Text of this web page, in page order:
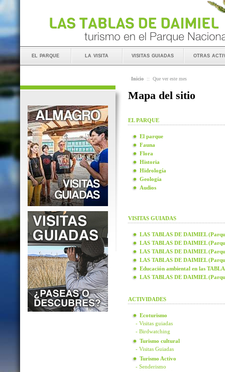
el parque la visita visitas guiadas otras
Inicio :: Que ver este mes
Mapa del sitio
EL PARQUE
El parque
Fauna
Flora
Historia
Hidrología
Geología
Audios
VISITAS GUIADAS
LAS TABLAS DE DAIMIEL
LAS TABLAS DE DAIMIEL
LAS TABLAS DE DAIMIEL
LAS TABLAS DE DAIMIEL
Educación ambiental en las
LAS TABLAS DE DAIMIEL
ACTIVIDADES
Ecoturismo
- Visitas guiadas
- Birdwatching
Turismo cultural
- Visitas Guiadas
Turismo Activo
- Senderismo